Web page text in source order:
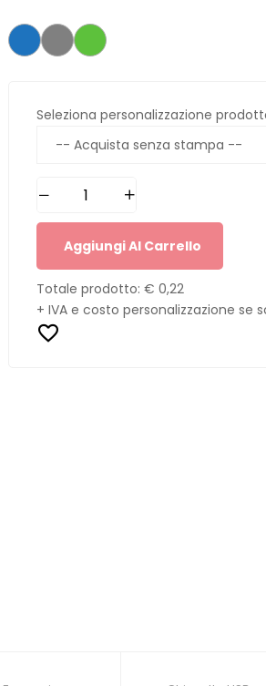
Seleziona personalizzazione
Aggiungi Al Carrello
Totale prodotto: € 0,22
+ IVA e costo personalizzazione se